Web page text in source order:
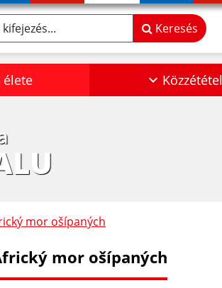
Keresés
élete Közzététel
mor ošípaných
mor ošípaných